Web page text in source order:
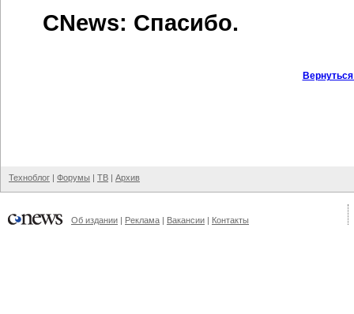
CNews: Спасибо.
Техноблог | Форумы | ТВ | Архив
Об издании | Реклама | Вакансии | Контакты